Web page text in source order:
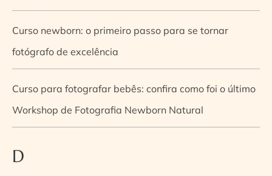
Curso newborn: o primeiro passo para se tornar
fotógrafo de excelência
Curso para fotografar bebês: confira como foi o último
Workshop de Fotografia Newborn Natural
D